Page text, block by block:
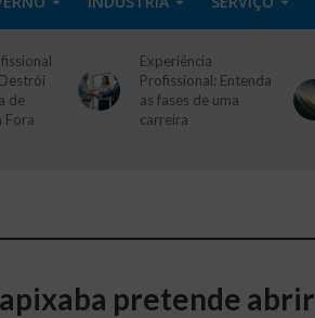
de
Fora
Experiência
Profissional: Entenda
as fases de uma
carreira
pretende abrir